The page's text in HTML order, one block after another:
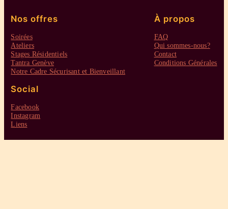
Nos offres
Soirées
Ateliers
Stages Résidentiels
Tantra Genève
Notre Cadre Sécurisant et Bienveillant
À propos
FAQ
Qui sommes-nous?
Contact
Conditions Générales
Social
Facebook
Instagram
Liens